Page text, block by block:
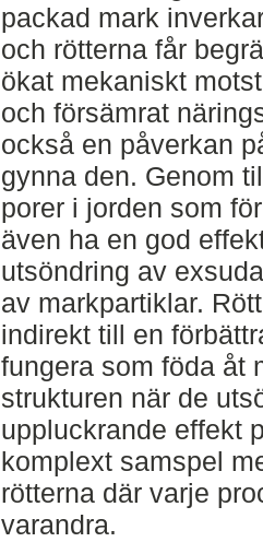
packad mark
och rötterna får
ökat mekaniskt
och försämrat
också en påverkan
gynna den. Genom
porer i jorden som
även ha en god
utsöndring av
av markpartiklar.
indirekt till en
fungera som föda åt
strukturen när de
uppluckrande effekt
komplext samspel
rötterna där varje
varandra.